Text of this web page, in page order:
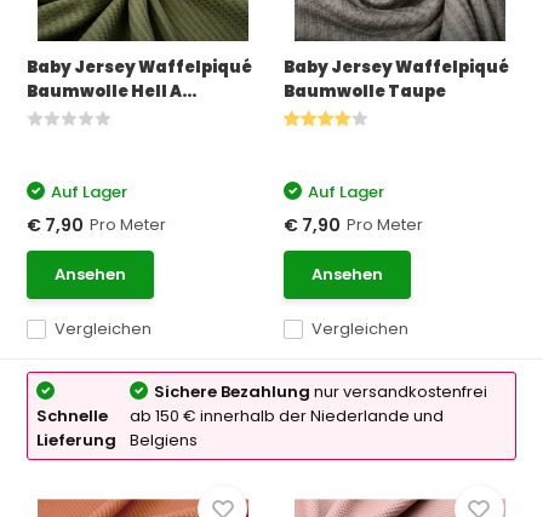
Baby Jersey Waffelpiqué
Baumwolle Hell A...
Vergleichen
Auf Lager
€ 7,90 Pro Meter
Ansehen
Baby Jersey Waffelpiqué
Baumwolle Taupe
Vergleichen
Auf Lager
€ 7,90 Pro Meter
Ansehen
Schnelle
Lieferung
Sichere Bezahlung nur versandkostenfrei
ab 150 € innerhalb der Niederlande und
Belgiens